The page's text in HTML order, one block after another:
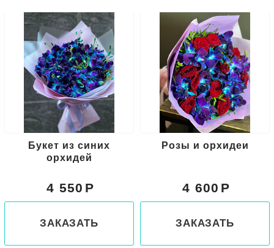
Букет из синих
орхидей
4 550
ЗАКАЗАТЬ
Розы и орхидеи
4 600
ЗАКАЗАТЬ